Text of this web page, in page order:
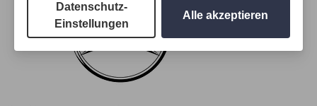
Datenschutz-
Einstellungen
Alle akzeptieren